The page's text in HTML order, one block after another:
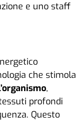
e uno staff
che stimola
,
profondi
Questo